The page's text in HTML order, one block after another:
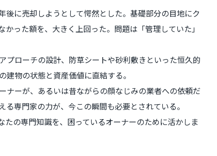
に売却しようとして愕然とした。基礎部分の目地にク
った額を、大きく上回った。問題は「管理していた」
ローチの設計、防草シートや砂利敷きといった恒久的
物の状態と資産価値に直結する。
ーが、あるいは昔ながらの顔なじみの業者への依頼だ
専門家の力が、今この瞬間も必要とされている。
の専門知識を、困っているオーナーのために活かしま